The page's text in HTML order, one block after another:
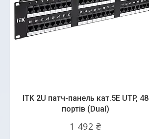
ITK 2U патч-панель кат.5Е UTP, 48
портів (Dual)
1 492 ₴